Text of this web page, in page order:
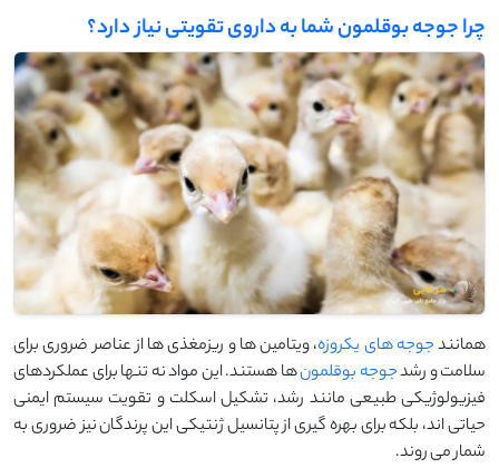
چرا جوجه بوقلمون شما به داروی تقویتی نیاز دارد؟
همانندجوجه های یکروزه، ویتامین ‌ها و ریزمغذی‌ ها از عناصر ضروری برای
سلامت و رشدجوجه بوقلمون‌ها هستند. این مواد نه تنها برای عملکردهای
فیزیولوژیکی طبیعی مانند رشد، تشکیل اسکلت و تقویت سیستم ایمنی
حیاتی ‌اند، بلکه برای بهره ‌گیری از پتانسیل ژنتیکی این پرندگان نیز ضروری به
شمار می ‌روند.